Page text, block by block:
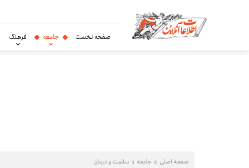
صفحه نخست جامعه فرهنگ
صفحه اصلی جامعه سلامت و درمان